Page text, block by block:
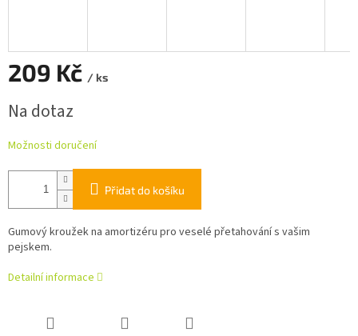
209 Kč / ks
cena:
Na dotaz
Možnosti doručení
Přidat do košíku
Gumový kroužek na amortizéru pro veselé přetahování s vašim
pejskem.
Detailní informace